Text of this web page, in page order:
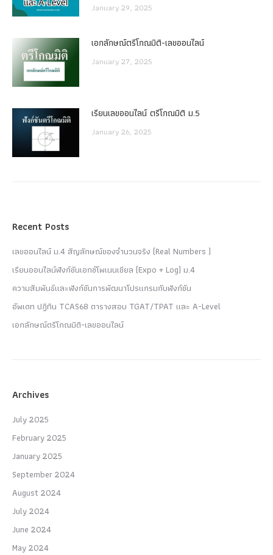
January 29, 2025
เอกลักษณ์ตรีโกณมิติ-เลขออนไลน์
January 27, 2025
เรียนเลขออนไลน์ ตรีโกณมิติ ม.5
January 26, 2025
Recent Posts
เลขออนไลน์ ม.4 สัญลักษณ์ของจำนวนจริง (Real Numbers )
เรียนออนไลน์ฟังก์ชันเอกซ์โพเนนเชียล (Expo + Log) ม.4
ความสัมพันธ์และฟังก์ชันการพัฒนาโปรแกรมกับฟังก์ชัน
อัพเดท ปฏิทิน TCAS68 ตารางสอบ TGAT/TPAT และ A-Level
เอกลักษณ์ตรีโกณมิติ-เลขออนไลน์
Archives
July 2025
February 2025
January 2025
September 2024
August 2024
July 2024
June 2024
May 2024